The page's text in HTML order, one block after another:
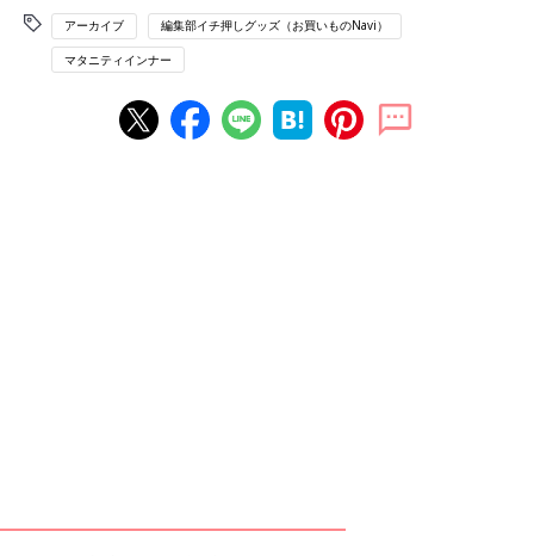
アーカイブ 編集部イチ押しグッズ（お買いものNavi）
マタニティインナー